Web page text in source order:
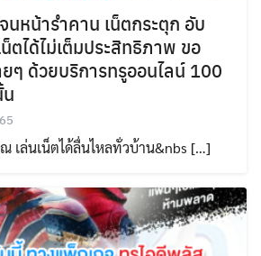
หน้ารำคาน เน็ตกระตุก อับ
ได้ไม่เต็มประสิทธิภาพ ขอ
ด้วยบริการทรูออนไลน์ 100
เล่นเน็ตได้ลื่นไหลทั่วบ้าน&nbs […]